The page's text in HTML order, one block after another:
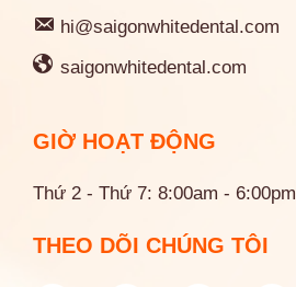
hi@saigonwhitedental.com
saigonwhitedental.com
GIỜ HOẠT ĐỘNG
Thứ 2 - Thứ 7: 8:00am - 6:00pm
THEO DÕI CHÚNG TÔI